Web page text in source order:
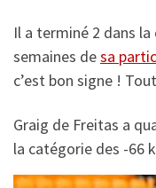
Il a terminé 2 dans
semaines desa
c’est bon signe !
Graig de Freitas a
la catégorie des -66